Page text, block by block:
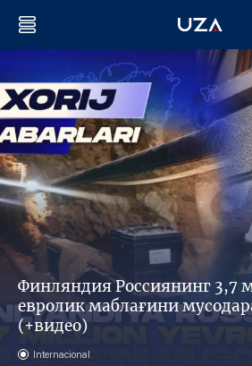
Финляндия Россиянинг 3,7
евролик маблағини
(+видео)
Internacional